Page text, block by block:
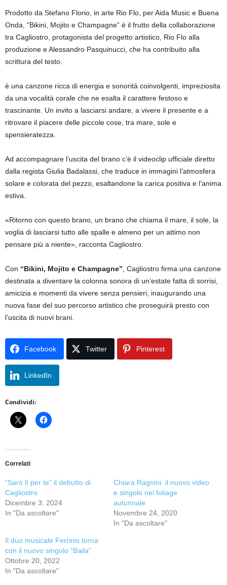
Prodotto da Stefano Florio, in arte Rio Flo, per Aida Music e Buena
Onda, “Bikini, Mojito e Champagne” è il frutto della collaborazione
tra Cagliostro, protagonista del progetto artistico, Rio Flo alla
produzione e Alessandro Pasquinucci, che ha contribuito alla
scrittura del testo.
è una canzone ricca di energia e sonorità coinvolgenti, impreziosita
da una vocalità corale che ne esalta il carattere festoso e
trascinante. Un invito a lasciarsi andare, a vivere il presente e a
ritrovare il piacere delle piccole cose, tra mare, sole e
spensieratezza.
Ad accompagnare l’uscita del brano c’è il videoclip ufficiale diretto
dalla regista Giulia Badalassi, che traduce in immagini l’atmosfera
solare e colorata del pezzo, esaltandone la carica positiva e l’anima
estiva.
«Ritorno con questo brano, un brano che chiama il mare, il sole, la
voglia di lasciarsi tutto alle spalle e almeno per un attimo non
pensare più a niente», racconta Cagliostro.
Con “Bikini, Mojito e Champagne” , Cagliostro firma una canzone
destinata a diventare la colonna sonora di un’estate fatta di sorrisi,
amicizia e momenti da vivere senza pensieri, inaugurando una
nuova fase del suo percorso artistico che proseguirà presto con
l’uscita di nuovi brani.
Facebook Twitter Pinterest
LinkedIn
Condividi:
Correlati
“Sarò lì per te” il debutto di
Cagliostro
Dicembre 3, 2024
In "Da ascoltare"
Chiara Ragnini: il nuovo video
e singolo nel foliage
autunnale
Novembre 24, 2020
In "Da ascoltare"
Il duo musicale Ferrinis torna
con il nuovo singolo “Baila”
Ottobre 20, 2022
In "Da ascoltare"